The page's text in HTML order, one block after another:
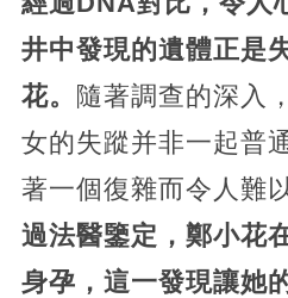
井中發現的遺體正是
花。 隨著調查的深入
女的失蹤并非一起普
著一個復雜而令人難
過法醫鑒定，鄭小花
身孕，這一發現讓她